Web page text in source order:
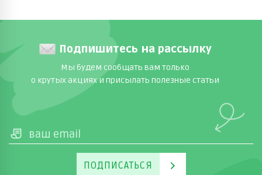
Подпишитесь на рассылку
Мы будем сообщать вам только
о крутых акциях и присылать полезные статьи
ПОДПИСАТЬСЯ